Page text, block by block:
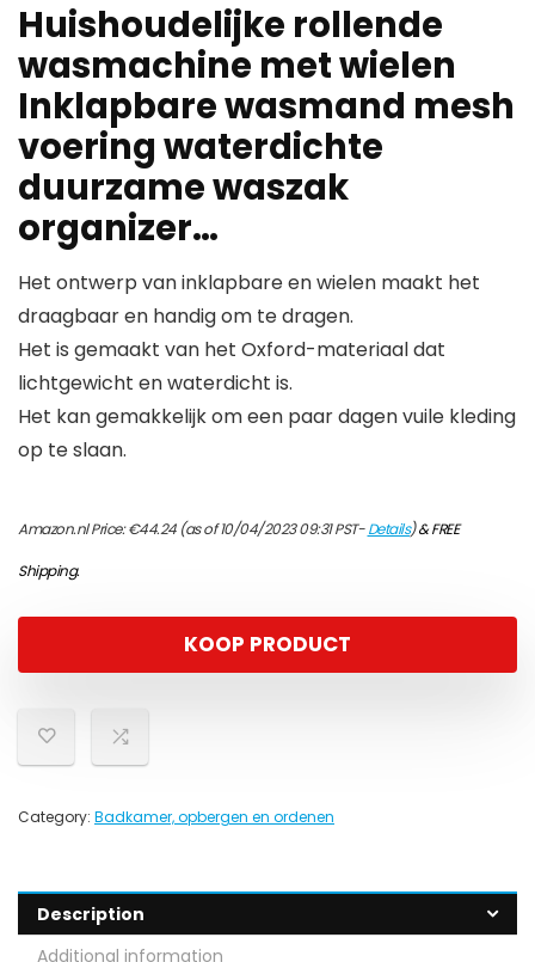
Huishoudelijke rollende
wasmachine met wielen
Inklapbare wasmand mesh
voering waterdichte
duurzame waszak
organizer…
Het ontwerp van inklapbare en wielen maakt het
draagbaar en handig om te dragen.
Het is gemaakt van het Oxford-materiaal dat
lichtgewicht en waterdicht is.
Het kan gemakkelijk om een paar dagen vuile kleding
op te slaan.
Amazon.nl Price:€44.24(as of 10/04/2023 09:31 PST-Details)&FREE
Shipping.
KOOP PRODUCT
Category: Badkamer, opbergen en ordenen
Description
Additional information